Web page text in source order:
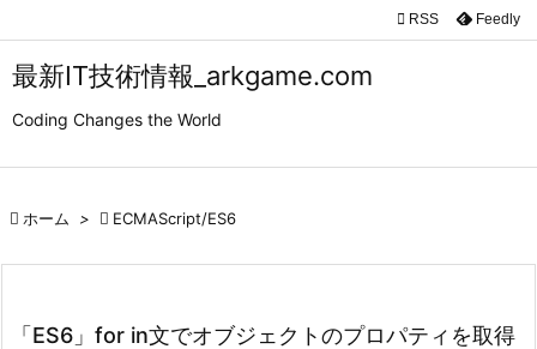
最新IT技術情報_arkgame.com
Coding Changes the World


検索
 RSS Feedly
 ホーム >  ECMAScript/ES6
「ES6」for in文でオブジェクトのプロパティを取得